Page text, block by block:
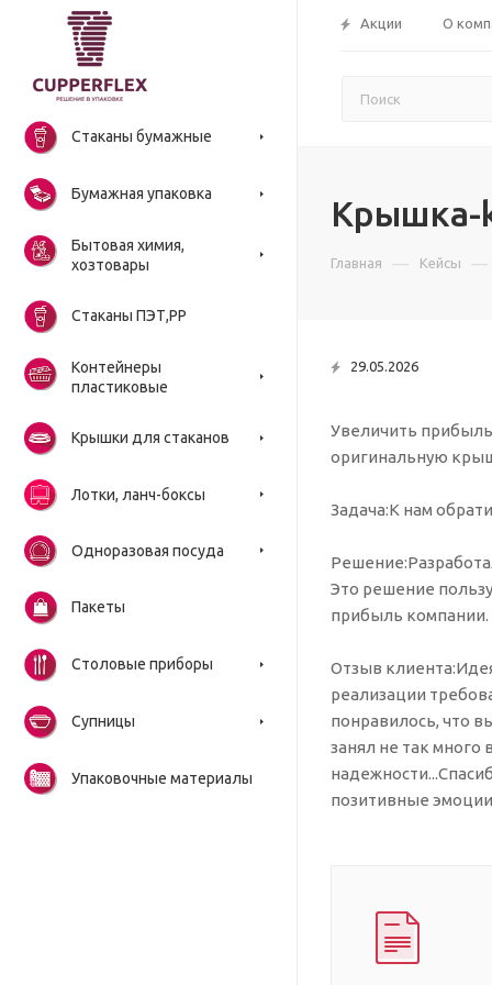
Акции О
Стаканы бумажные
Бумажная упаковка
Бытовая химия,
хозтовары
Стаканы ПЭТ,РР
Контейнеры
пластиковые
Крышки для стаканов
Лотки, ланч-боксы
Одноразовая посуда
Пакеты
Столовые приборы
Супницы
Упаковочные материалы
Крышка-
Главная — Кейсы —
29.05.2026
Увеличить
оригинальную
Задача:К нам
Это решение
прибыль компании.
Отзыв
реализации
понравилось, что
занял не так много
позитивные